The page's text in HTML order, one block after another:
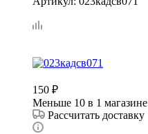
150 ₽
Меньше 10 в 1 магазине
Рассчитать доставку